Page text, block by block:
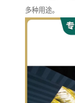
多种用途。